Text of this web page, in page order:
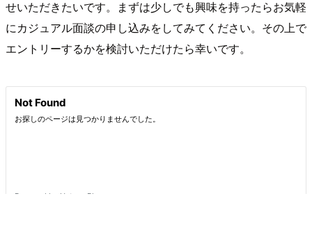
せいただきたいです。まずは少しでも興味を持ったらお気軽
にカジュアル面談の申し込みをしてみてください。その上で
エントリーするかを検討いただけたら幸いです。